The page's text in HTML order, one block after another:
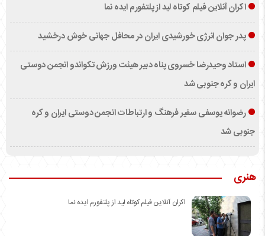
اکران آنلاین فیلم کوتاه لید از پلتفورم ایده نما
پدر جوان انرژی خورشیدی ایران در محافل جهانی خوش درخشید
استاد وحیدرضا خسروی پناه دبیر هیئت ورزش تکواندو انجمن دوستی
ایران و کره جنوبی شد
رضوانه یوسفی سفیر فرهنگ و ارتباطات انجمن دوستی ایران و کره
جنوبی شد
هنری
اکران آنلاین فیلم کوتاه لید از پلتفورم ایده نما